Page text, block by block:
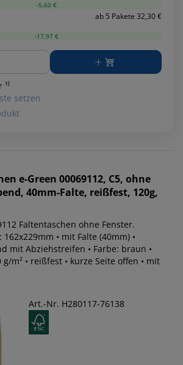
-5,60 €
ab 5 Pakete 32,30 €
-17,97 €
setzen
e-Green 00069112, C5, ohne
40mm-Falte, reißfest, 120g,
Faltentaschen ohne Fenster.
162x229mm • mit Falte (40mm) •
mit Abziehstreifen • Farbe: braun •
m² • reißfest • kurze Seite offen • mit
Art.-Nr. H280117-76138